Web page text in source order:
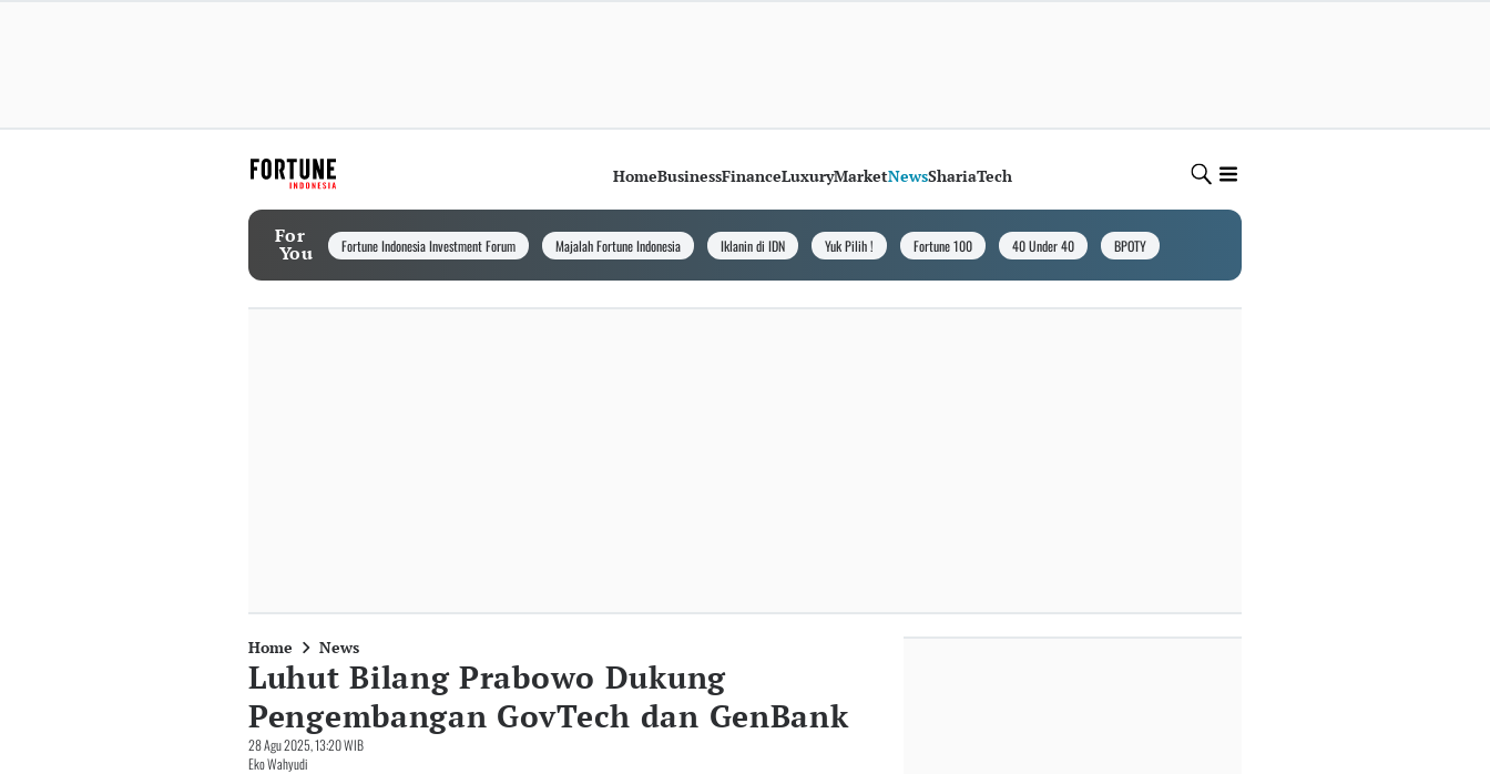
HomeBusinessFinanceLuxuryMarketNewsShariaTech
For
You Fortune Indonesia Investment Forum Majalah Fortune Indonesia Iklanin di IDN Yuk Pilih ! Fortune 100 40 Under 40 BPOTY
Home News
Luhut Bilang Prabowo Dukung
Pengembangan GovTech dan GenBank
28 Agu 2025, 13:20 WIB
Eko Wahyudi